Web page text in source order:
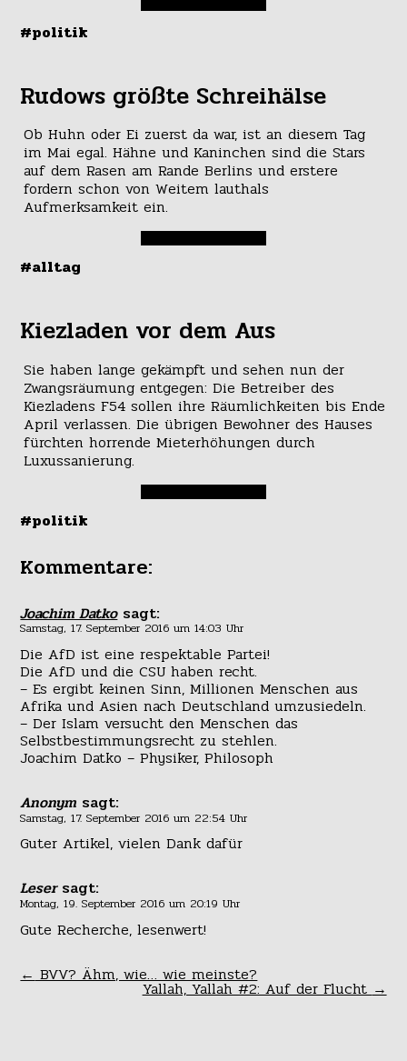
#politik
Rudows größte Schreihälse
Ob Huhn oder Ei zuerst da war, ist an diesem Tag
im Mai egal. Hähne und Kaninchen sind die Stars
auf dem Rasen am Rande Berlins und erstere
fordern schon von Weitem lauthals
Aufmerksamkeit ein.
#alltag
Kiezladen vor dem Aus
Sie haben lange gekämpft und sehen nun der
Zwangsräumung entgegen: Die Betreiber des
Kiezladens F54 sollen ihre Räumlichkeiten bis Ende
April verlassen. Die übrigen Bewohner des Hauses
fürchten horrende Mieterhöhungen durch
Luxussanierung.
#politik
Kommentare:
Joachim Datko sagt:
Samstag, 17. September 2016 um 14:03 Uhr
Die AfD ist eine respektable Partei!
Die AfD und die CSU haben recht.
– Es ergibt keinen Sinn, Millionen Menschen aus
Afrika und Asien nach Deutschland umzusiedeln.
– Der Islam versucht den Menschen das
Selbstbestimmungsrecht zu stehlen.
Joachim Datko – Physiker, Philosoph
Anonym sagt:
Samstag, 17. September 2016 um 22:54 Uhr
Guter Artikel, vielen Dank dafür
Leser sagt:
Montag, 19. September 2016 um 20:19 Uhr
Gute Recherche, lesenwert!
← BVV? Ähm, wie… wie meinste?
Yallah, Yallah #2: Auf der Flucht →